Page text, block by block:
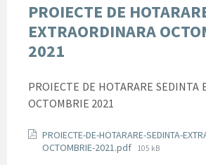
PROIECTE DE
EXTRAORDINARA
2021
PROIECTE DE HOTARARE SEDINTA
OCTOMBRIE 2021
Documente
PROIECTE-DE-HOTARARE-SEDINTA-
OCTOMBRIE-2021.pdf File
105 kB